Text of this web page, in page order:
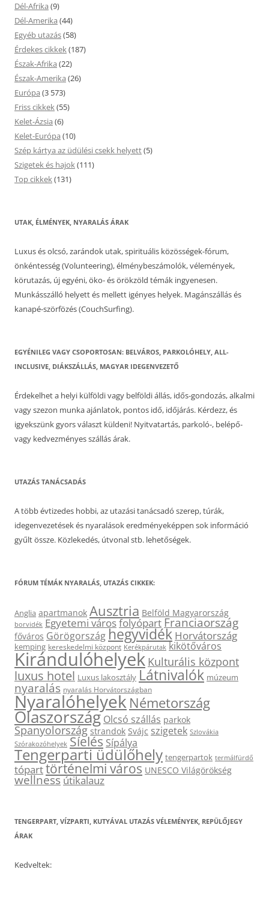
Dél-Afrika (9)
Dél-Amerika (44)
Egyéb utazás(58)
Érdekes cikkek(187)
Észak-Afrika (22)
Észak-Amerika (26)
Európa (3 573)
Friss cikkek(55)
Kelet-Ázsia (6)
Kelet-Európa (10)
Szép kártya az üdülési csekk helyett(5)
Szigetek és hajok(111)
Top cikkek(131)
UTAK, ÉLMÉNYEK, NYARALÁS ÁRAK
Luxus és olcsó, zarándok utak, spirituális közösségek-fórum,
önkéntesség (Volunteering), élménybeszámolók, vélemények,
körutazás, új egyéni, öko- és örökzöld témák ingyenesen.
Munkásszálló helyett és mellett igényes helyek. Magánszállás és
kanapé-szörfözés (CouchSurfing).
EGYÉNILEG VAGY CSOPORTOSAN: BELVÁROS, PARKOLÓHELY, ALL-
INCLUSIVE, DIÁKSZÁLLÁS, MAGYAR IDEGENVEZETŐ
Érdekelhet a helyi külföldi vagy belföldi állás, idős-gondozás, alkalmi
vagy szezon munka ajánlatok, pontos idő, időjárás. Kérdezz, és
igyekszünk gyors választ küldeni! Nyitvatartás, parkoló-, belépő-
vagy kedvezményes szállás árak.
UTAZÁS TANÁCSADÁS
A több évtizedes hobbi, az utazási tanácsadó szerep, túrák,
idegenvezetések és nyaralások eredményeképpen sok információ
gyűlt össze. Közlekedés, útvonal stb. lehetőségek.
FÓRUM TÉMÁK NYARALÁS, UTAZÁS CIKKEK:
Anglia apartmanok Ausztria Belföld Magyarország
borvidék Egyetemi városfolyópartFranciaország
főváros Görögországhegyvidék Horvátország
kemping kereskedelmi központ Kerékpárutak kikötőváros
Kirándulóhelyek Kulturális központ
luxus hotel Luxus lakosztály Látnivalók múzeum
nyaralás nyaralás Horvátországban
Nyaralóhelyek Németország
Olaszország Olcsó szállás parkok
Spanyolország strandok Svájc szigetek Szlovákia
Szórakozóhelyek Síelés Sípálya
Tengerparti üdülőhely tengerpartok termálfürdő
tóparttörténelmi város UNESCO Világörökség
wellnessútikalauz
TENGERPART, VÍZPARTI, KUTYÁVAL UTAZÁS VÉLEMÉNYEK, REPÜLŐJEGY
ÁRAK
Kedveltek: